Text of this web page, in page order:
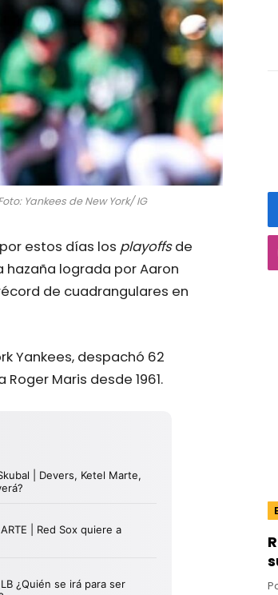
Yankees de New York/ IG
estos días los playoffsde
lograda por Aaron
de cuadrangulares en
Yankees, despachó 62
Maris desde 1961.